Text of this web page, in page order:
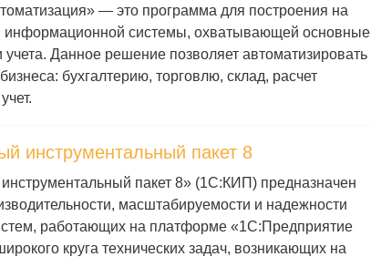
— это программа для построения на
информационной системы, охватывающей основные
учета. Данное решение позволяет автоматизировать
бухгалтерию, торговлю, склад, расчет
инструментальный пакет 8
пакет 8» (1С:КИП) предназначен
масштабируемости и надежности
работающих на платформе «1С:Предприятие
круга технических задач, возникающих на